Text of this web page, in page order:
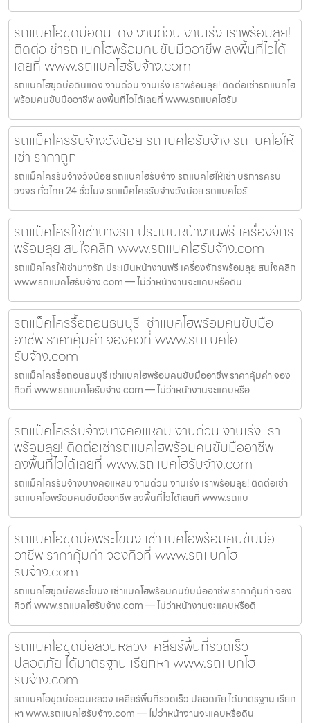
รถแบคโฮขุดบ่อดินแดง งานด่วน งานเร่ง เราพร้อมลุย!
ติดต่อเช่ารถแบคโฮพร้อมคนขับมืออาชีพ ลงพื้นที่ไวได้
เลยที่ www.รถแบคโฮรับจ้าง.com
รถแบคโฮขุดบ่อดินแดง งานด่วน งานเร่ง เราพร้อมลุย! ติดต่อเช่ารถแบคโฮ
พร้อมคนขับมืออาชีพ ลงพื้นที่ไวได้เลยที่ www.รถแบคโฮรับ
รถแม็คโครรับจ้างวังน้อย รถแบคโฮรับจ้าง รถแบคโฮให้
เช่า ราคาถูก
รถแม็คโครรับจ้างวังน้อย รถแบคโฮรับจ้าง รถแบคโฮให้เช่า บริการครบ
วงจร ทั่วไทย 24 ชั่วโมง รถแม็คโครรับจ้างวังน้อย รถแบคโฮรั
รถแม็คโครให้เช่าบางรัก ประเมินหน้างานฟรี เครื่องจักร
พร้อมลุย สนใจคลิก www.รถแบคโฮรับจ้าง.com
รถแม็คโครให้เช่าบางรัก ประเมินหน้างานฟรี เครื่องจักรพร้อมลุย สนใจคลิก
www.รถแบคโฮรับจ้าง.com — ไม่ว่าหน้างานจะแคบหรือดิน
รถแม็คโครรื้อถอนธนบุรี เช่าแบคโฮพร้อมคนขับมือ
อาชีพ ราคาคุ้มค่า จองคิวที่ www.รถแบคโฮ
รับจ้าง.com
รถแม็คโครรื้อถอนธนบุรี เช่าแบคโฮพร้อมคนขับมืออาชีพ ราคาคุ้มค่า จอง
คิวที่ www.รถแบคโฮรับจ้าง.com — ไม่ว่าหน้างานจะแคบหรือ
รถแม็คโครรับจ้างบางคอแหลม งานด่วน งานเร่ง เรา
พร้อมลุย! ติดต่อเช่ารถแบคโฮพร้อมคนขับมืออาชีพ
ลงพื้นที่ไวได้เลยที่ www.รถแบคโฮรับจ้าง.com
รถแม็คโครรับจ้างบางคอแหลม งานด่วน งานเร่ง เราพร้อมลุย! ติดต่อเช่า
รถแบคโฮพร้อมคนขับมืออาชีพ ลงพื้นที่ไวได้เลยที่ www.รถแบ
รถแบคโฮขุดบ่อพระโขนง เช่าแบคโฮพร้อมคนขับมือ
อาชีพ ราคาคุ้มค่า จองคิวที่ www.รถแบคโฮ
รับจ้าง.com
รถแบคโฮขุดบ่อพระโขนง เช่าแบคโฮพร้อมคนขับมืออาชีพ ราคาคุ้มค่า จอง
คิวที่ www.รถแบคโฮรับจ้าง.com — ไม่ว่าหน้างานจะแคบหรือดิ
รถแบคโฮขุดบ่อสวนหลวง เคลียร์พื้นที่รวดเร็ว
ปลอดภัย ได้มาตรฐาน เรียกหา www.รถแบคโฮ
รับจ้าง.com
รถแบคโฮขุดบ่อสวนหลวง เคลียร์พื้นที่รวดเร็ว ปลอดภัย ได้มาตรฐาน เรียก
หา www.รถแบคโฮรับจ้าง.com — ไม่ว่าหน้างานจะแคบหรือดิน